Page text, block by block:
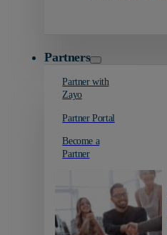
Partners
Partner with
Zayo
Partner Portal
Become a
Partner